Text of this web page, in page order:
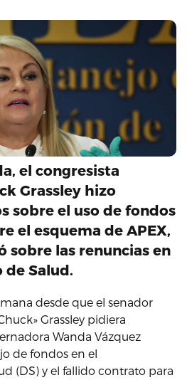
el congresista
Grassley hizo
sobre el uso de fondos
el esquema de APEX,
sobre las renuncias en
Salud.
desde que el senador
Grassley pidiera
Wanda Vázquez
de fondos en el
(DS) y el fallido contrato para